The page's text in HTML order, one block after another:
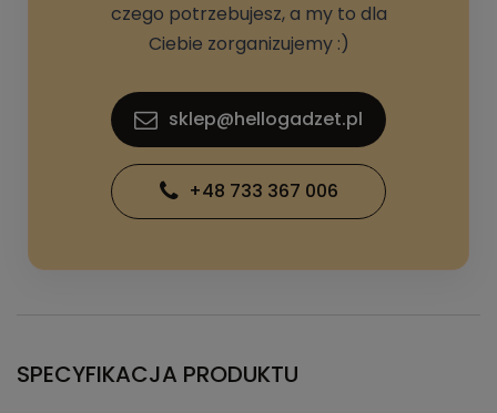
czego potrzebujesz, a my to dla
Ciebie zorganizujemy :)
sklep@hellogadzet.pl
+48 733 367 006
SPECYFIKACJA PRODUKTU